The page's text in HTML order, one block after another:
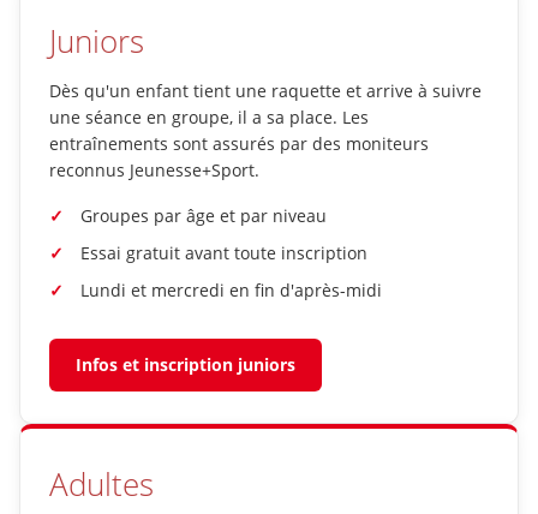
Juniors
Dès qu'un enfant tient une raquette et arrive à suivre
une séance en groupe, il a sa place. Les
entraînements sont assurés par des moniteurs
reconnus Jeunesse+Sport.
Groupes par âge et par niveau
Essai gratuit avant toute inscription
Lundi et mercredi en fin d'après-midi
Infos et inscription juniors
Adultes